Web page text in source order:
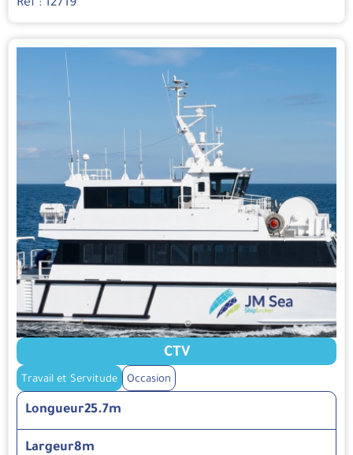
Réf : 12719
CTV
Travail et Servitude Occasion
Longueur25.7m
Largeur8m